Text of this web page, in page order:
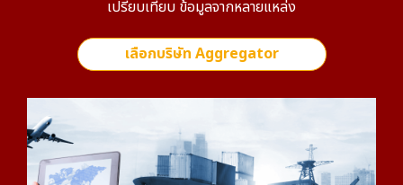
เปรียบเทียบ ข้อมูลจากหลายแหล่ง
เลือกบริษัท Aggregator